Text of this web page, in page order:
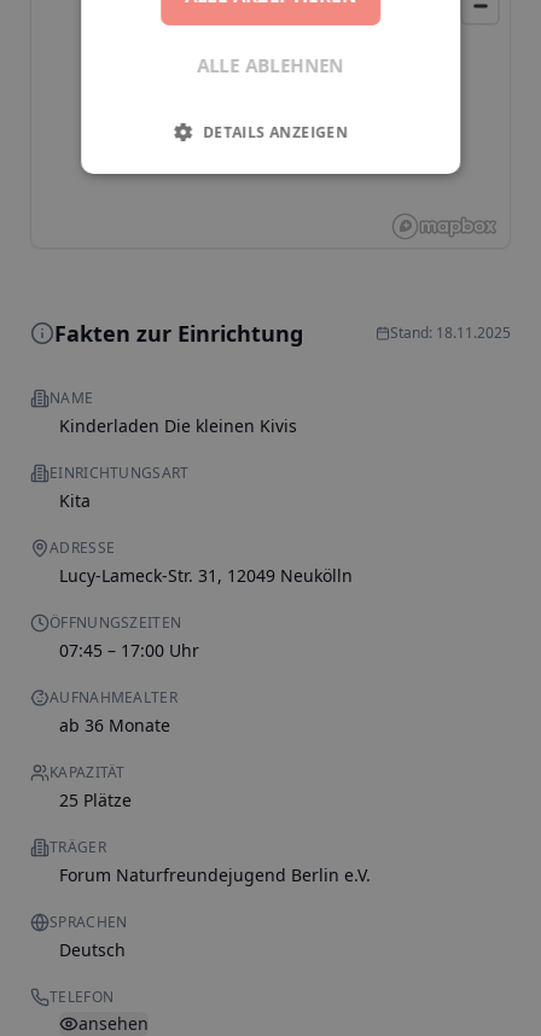
Fakten zur Einrichtung Stand: 18.11.2025
NAME
Kinderladen Die kleinen Kivis
EINRICHTUNGSART
Kita
ADRESSE
Lucy-Lameck-Str. 31, 12049 Neukölln
ÖFFNUNGSZEITEN
07:45 – 17:00 Uhr
AUFNAHMEALTER
ab 36 Monate
KAPAZITÄT
25 Plätze
TRÄGER
Forum Naturfreundejugend Berlin e.V.
SPRACHEN
Deutsch
TELEFON
ansehen
ALLE ABLEHNEN
DETAILS ANZEIGEN